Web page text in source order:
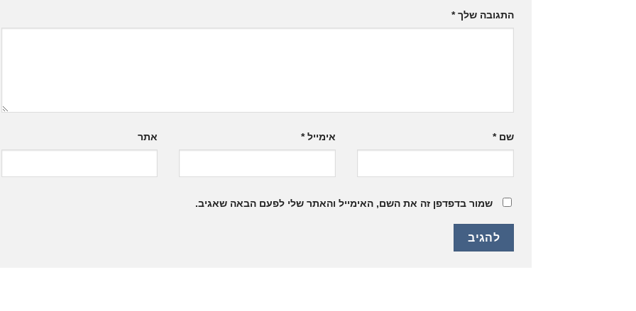
התגובה שלך*
שם* אימייל* אתר
שמור בדפדפן זה את השם, האימייל והאתר שלי לפעם הבאה שאגיב.